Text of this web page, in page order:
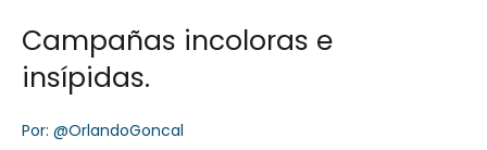
Campañas incoloras e
insípidas.
Por: @OrlandoGoncal